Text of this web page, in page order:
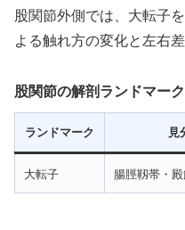
股関節外側では、大転子
よる触れ方の変化と左右
股関節の解剖ランドマー
ランドマーク 見
大転子 腸脛靱帯・